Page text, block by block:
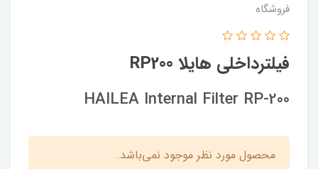
فروشگاه
فیلترداخلی هایلا RP200
HAILEA Internal Filter RP-200
محصول مورد نظر موجود نمی‌باشد.